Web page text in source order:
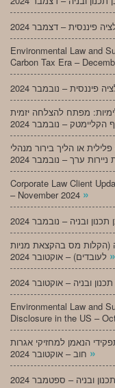
Environmental Law and
Carbon Tax Era –
מפתח להצלחה יזמית
או הליך בירור מנהלי
Corporate Law Client
– November 2024 »
(הקלות מס בהקצאת מניות
»
Environmental Law and
Disclosure in the US –
הנאמן למחזיקי אגרות
»